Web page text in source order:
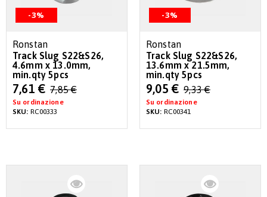
-3%
Ronstan
Track Slug S22&S26,
4.6mm x 13.0mm,
min.qty 5pcs
Special
Price
7,61 € 7,85 €
Su ordinazione
SKU: RC00333
-3%
Ronstan
Track Slug S22&S26,
13.6mm x 21.5mm,
min.qty 5pcs
Special
Price
9,05 € 9,33 €
Su ordinazione
SKU: RC00341